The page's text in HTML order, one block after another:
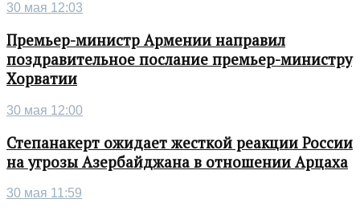
30 мая 12:03
Премьер-министр Армении направил
поздравительное послание премьер-министру
Хорватии
30 мая 12:00
Степанакерт ожидает жесткой реакции России
на угрозы Азербайджана в отношении Арцаха
30 мая 11:59